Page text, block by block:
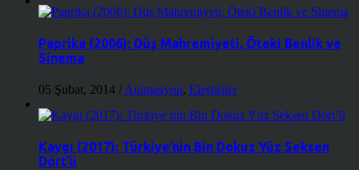
Paprika (2006): Düş Mahremiyeti, Öteki Benlik ve
Sinema
05 Şubat, 2014 / Animasyon, Eleştiriler
Kaygı (2017): Türkiye’nin Bin Dokuz Yüz Seksen
Dört’ü